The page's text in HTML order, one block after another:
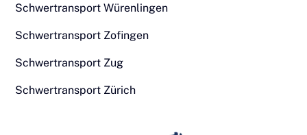
Schwertransport Würenlingen
Schwertransport Zofingen
Schwertransport Zug
Schwertransport Zürich